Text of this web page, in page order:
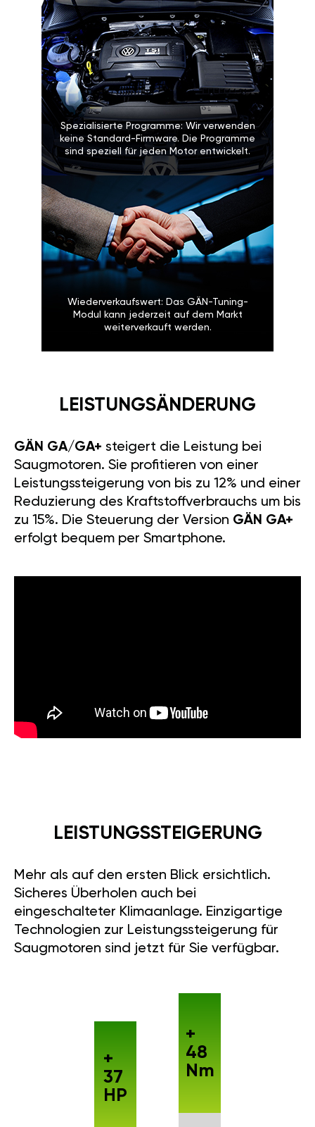
Spezialisierte Programme: Wir verwenden
keine Standard-Firmware. Die Programme
sind speziell für jeden Motor entwickelt.
Wiederverkaufswert: Das GÄN-Tuning-
Modul kann jederzeit auf dem Markt
weiterverkauft werden.
LEISTUNGSÄNDERUNG
GÄN GA/GA+ steigert die Leistung bei
Saugmotoren. Sie profitieren von einer
Leistungssteigerung von bis zu 12% und einer
Reduzierung des Kraftstoffverbrauchs um bis
zu 15%. Die Steuerung der Version GÄN GA+
erfolgt bequem per Smartphone.
LEISTUNGSSTEIGERUNG
Mehr als auf den ersten Blick ersichtlich.
Sicheres Überholen auch bei
eingeschalteter Klimaanlage. Einzigartige
Technologien zur Leistungssteigerung für
Saugmotoren sind jetzt für Sie verfügbar.
+
37
HP
+
48
Nm